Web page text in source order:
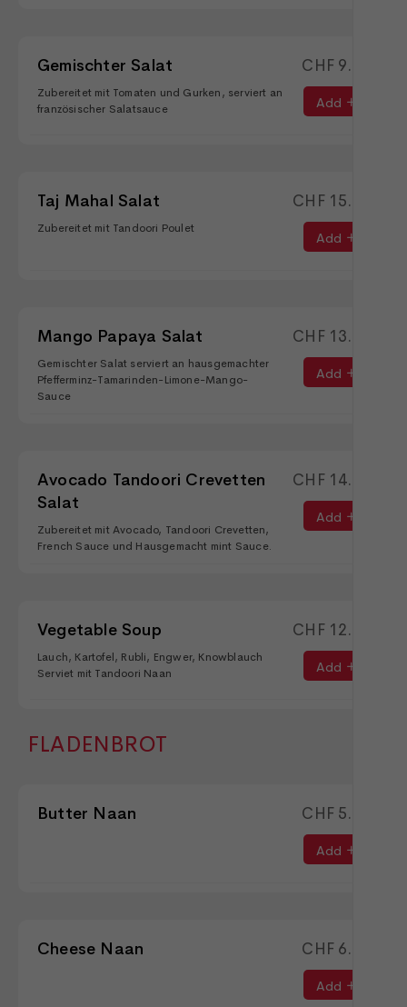
Gemischter Salat
Zubereitet mit Tomaten und Gurken, serviert an
französischer Salatsauce
CHF 9.90
Add
Taj Mahal Salat
Zubereitet mit Tandoori Poulet
CHF15.90
Add
Mango Papaya Salat
Gemischter Salat serviert an hausgemachter
Pfefferminz-Tamarinden-Limone-Mango-
Sauce
CHF13.90
Add
Avocado Tandoori Crevetten
Salat
Zubereitet mit Avocado, Tandoori Crevetten,
French Sauce und Hausgemacht mint Sauce.
CHF14.90
Add
Vegetable Soup
Lauch, Kartofel, Rubli, Engwer, Knowblauch
Serviet mit Tandoori Naan
CHF12.90
Add
FLADENBROT
Butter Naan CHF 5.90
Add
Cheese Naan CHF 6.50
Add